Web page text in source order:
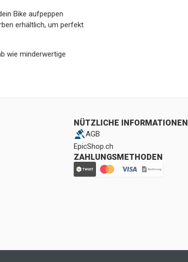
Bike aufpeppen
erhältlich, um perfekt
wie minderwertige
NÜTZLICHE INFORMATIONEN
AGB
EpicShop.ch
ZAHLUNGSMETHODEN